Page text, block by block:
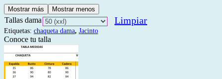
Mostrar más Mostrar menos
Tallas dama Limpiar
Etiquetas: chaqueta dama, Jacinto
Conoce tu talla